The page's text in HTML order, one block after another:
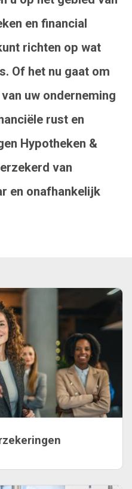
en financial
richten op wat
Of het nu gaat om
uw onderneming
rust en
Hypotheken &
van
en onafhankelijk